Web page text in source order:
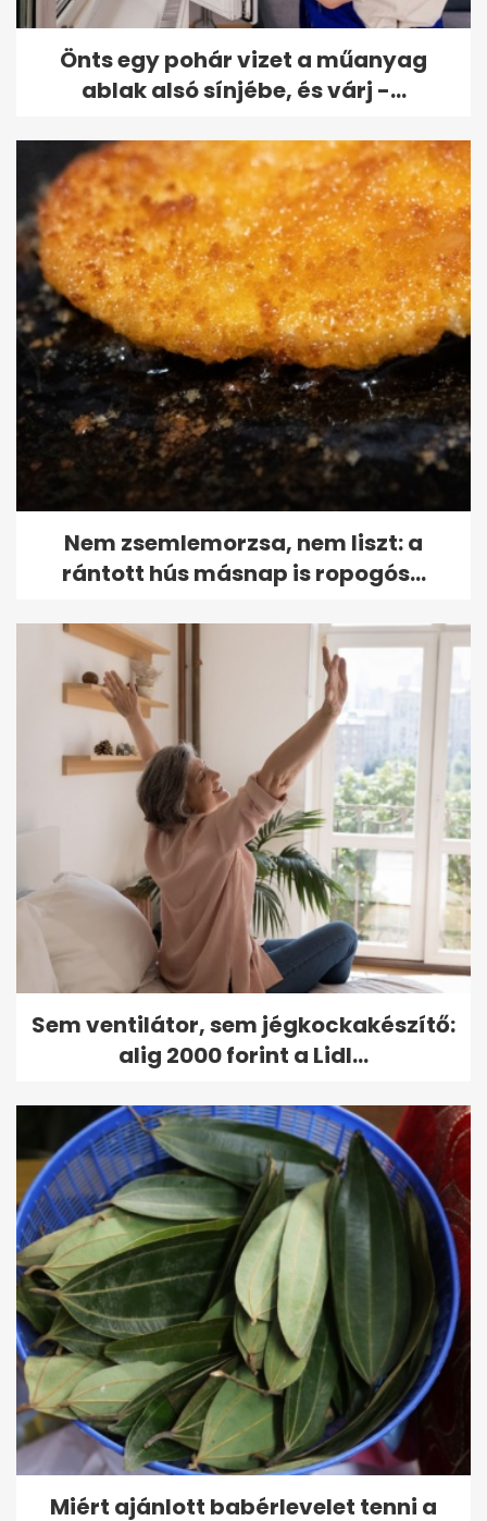
Önts egy pohár vizet a műanyag
ablak alsó sínjébe, és várj -...
Nem zsemlemorzsa, nem liszt: a
rántott hús másnap is ropogós...
Sem ventilátor, sem jégkockakészítő:
alig 2000 forint a Lidl...
Miért ajánlott babérlevelet tenni a